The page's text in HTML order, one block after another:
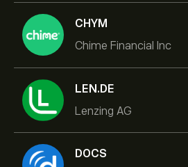
CHYM
Chime Financial Inc
LEN.DE
Lenzing AG
DOCS